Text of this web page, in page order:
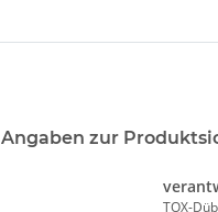
Angaben zur
TOX-